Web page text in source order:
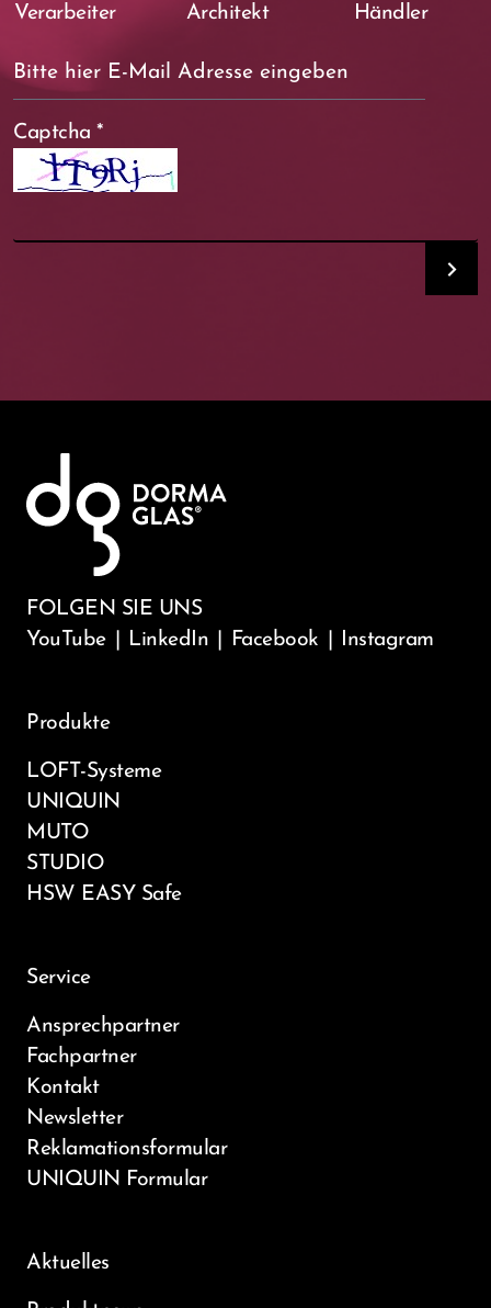
Verarbeiter Architekt Händler
Captcha *
FOLGEN SIE UNS
YouTube
LinkedIn Facebook Instagram
Produkte
LOFT-Systeme
UNIQUIN
MUTO
STUDIO
HSW EASY Safe
Service
Ansprechpartner
Fachpartner
Kontakt
Newsletter
Reklamationsformular
UNIQUIN Formular
Aktuelles